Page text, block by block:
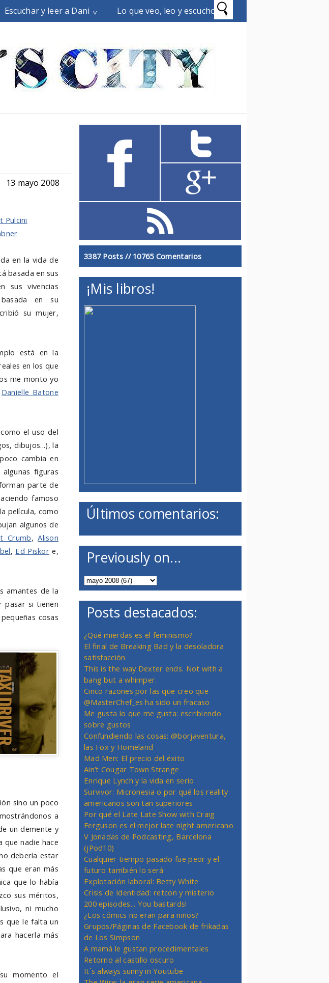
Escuchar y leer a Dani Lo que veo, leo y escucho
13 mayo 2008
Pulcini
en la vida de
basada en sus
sus vivencias
en su
su mujer,
está en la
en los que
me monto yo
Danielle Batone
el uso del
dibujos...), la
cambia en
figuras
parte de
famoso
película, como
algunos de
Crumb,Alison
, Ed Piskor e,
amantes de la
pasar si tienen
cosas
sino un poco
a
un demente y
que nadie hace
debería estar
que eran más
que lo había
sus méritos,
ni mucho
que le falta un
hacerla más
momento el
3387 Posts // 10765 Comentarios
¡Mis libros!
Últimos comentarios:
Previously on...
Posts destacados:
¿Qué mierdas es el feminismo?
El final de Breaking Bad y la desoladora
satisfacción
This is the way Dexter ends. Not with a
bang but a whimper.
Cinco razones por las que creo que
@MasterChef_es ha sido un fracaso
Me gusta lo que me gusta: escribiendo
sobre gustos
Confundiendo las cosas: @borjaventura,
las Fox y Homeland
Mad Men: El precio del éxito
Ain’t Cougar Town Strange
Enrique Lynch y la vida en serio
Survivor: Micronesia o por qué los reality
americanos son tan superiores
Por qué el Late Late Show with Craig
Ferguson es el mejor late night americano
V Jonadas de Podcasting, Barcelona
(jPod10)
Cualquier tiempo pasado fue peor y el
futuro también lo será
Explotación laboral: Betty White
Crisis de Identidad: retcon y misterio
200 episodes... You bastards!
¿Los cómics no eran para niños?
Grupos/Páginas de Facebook de frikadas
de Los Simpson
A mamá le gustan procedimentales
Retorno al castillo oscuro
It´s always sunny in Youtube